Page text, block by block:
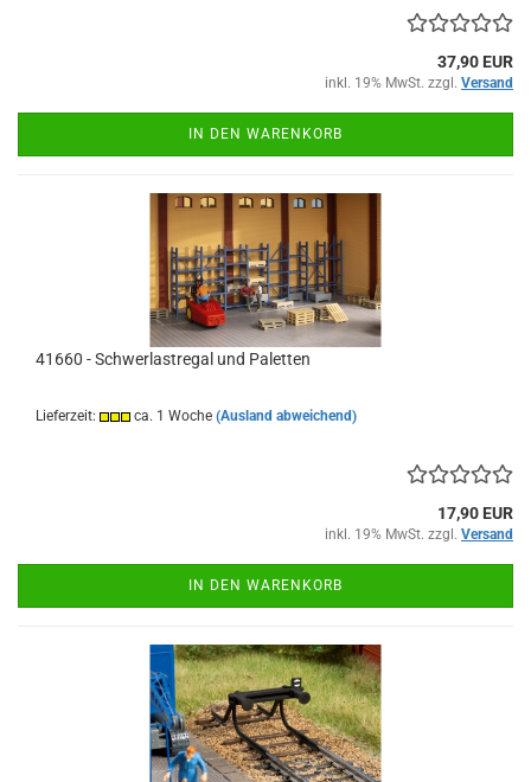
37,90 EUR
inkl. 19% MwSt. zzgl. Versand
IN DEN WARENKORB
41660 - Schwerlastregal und Paletten
Lieferzeit: ca. 1 Woche (Ausland abweichend)
17,90 EUR
inkl. 19% MwSt. zzgl. Versand
IN DEN WARENKORB